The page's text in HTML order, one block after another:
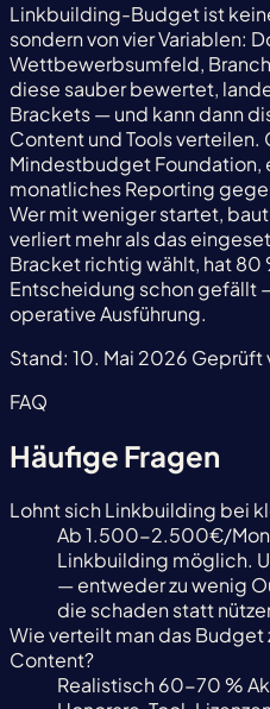
Linkbuilding-Budget ist
sondern von vier Variablen:
Wettbewerbsumfeld,
diese sauber bewertet,
Brackets — und kann dann
Content und Tools
Mindestbudget Foundation,
monatliches Reporting
Wer mit weniger startet,
verliert mehr als das
Bracket richtig wählt, hat 80
Entscheidung schon gefällt
operative Ausführung.
Stand: 10. Mai 2026 Geprüft
FAQ
Häufige Fragen
Lohnt sich Linkbuilding bei
Ab 1.500-2.500€/
Linkbuilding möglich.
— entweder zu wenig
die schaden statt
Wie verteilt man das Budget
Content?
Realistisch 60-70 %